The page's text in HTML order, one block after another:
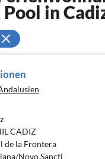
in
CADIZ
de la Frontera
Novo Sancti